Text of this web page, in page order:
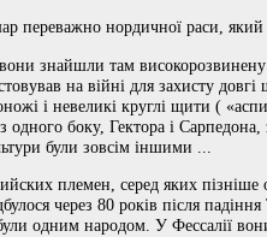
переважно нордичної раси,
знайшли там
на війні для захисту
і невеликі круглі щити (
одного боку, Гектора і
були зовсім іншими ...
племен, серед яких
через 80 років після
одним народом. У Фессалії